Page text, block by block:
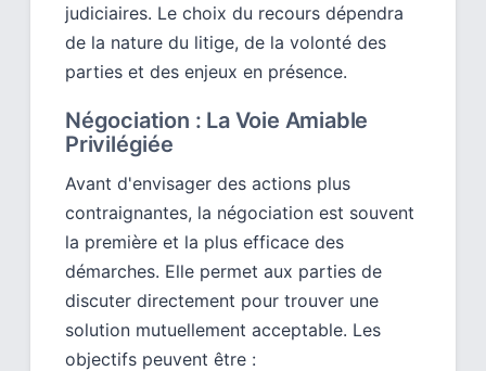
judiciaires. Le choix du recours dépendra
de la nature du litige, de la volonté des
parties et des enjeux en présence.
Négociation : La Voie Amiable
Privilégiée
Avant d'envisager des actions plus
contraignantes, la négociation est souvent
la première et la plus efficace des
démarches. Elle permet aux parties de
discuter directement pour trouver une
solution mutuellement acceptable. Les
objectifs peuvent être :